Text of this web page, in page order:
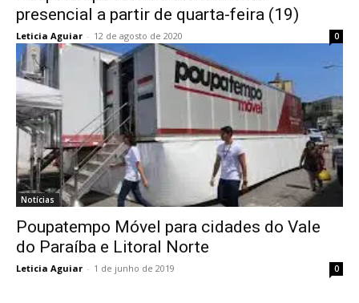
presencial a partir de quarta-feira (19)
Leticia Aguiar - 12 de agosto de 2020 0
Notícias
Poupatempo Móvel para cidades do Vale
do Paraíba e Litoral Norte
Leticia Aguiar - 1 de junho de 2019 0